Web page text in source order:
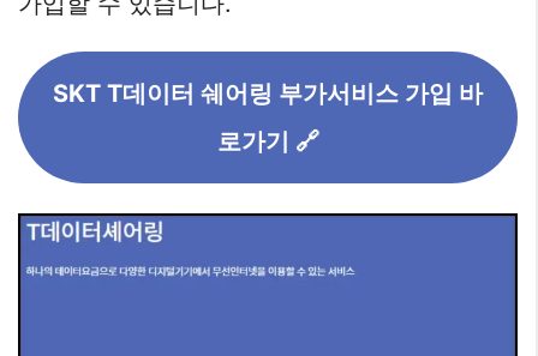
SKT T데이터 쉐어링 부가서비스 가입 바
로가기 🔗